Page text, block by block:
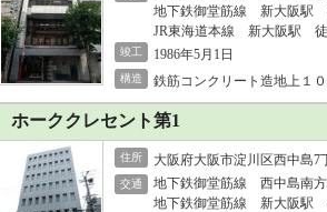
地下鉄御堂筋線 新大阪駅
JR東海道本線 新大阪駅
竣工 1986年5月1日
構造 鉄筋コンクリート造地上１
ホーククレセント第1
住所 大阪府大阪市淀川区西中島7
交通
地下鉄御堂筋線 西中島南
地下鉄御堂筋線 新大阪駅